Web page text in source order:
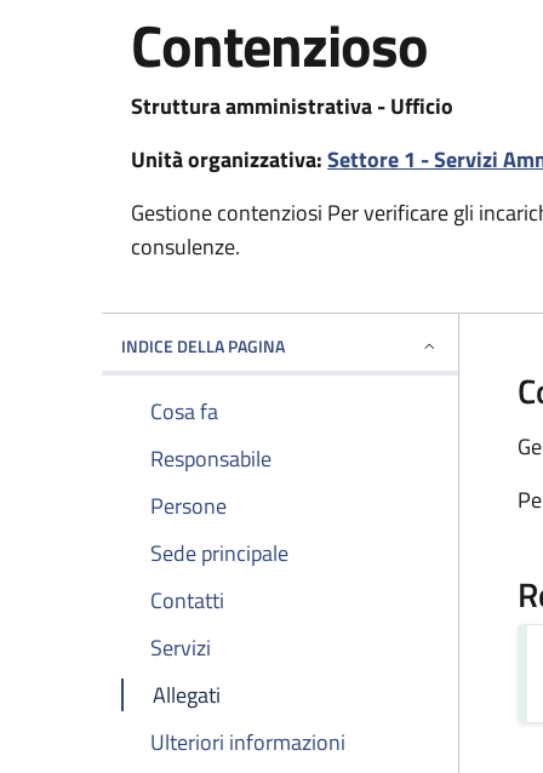
Contenzioso
Struttura amministrativa - Ufficio
Unità organizzativa:Settore 1 - Servizi
Gestione contenziosi Per verificare gli
consulenze.
INDICE DELLA PAGINA
Cosa fa
Responsabile
Persone
Sede principale
Contatti
Servizi
Allegati
Ulteriori informazioni